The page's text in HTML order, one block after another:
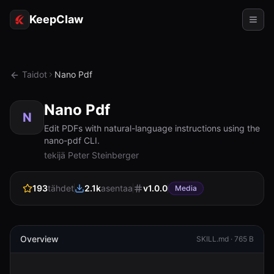
KeepClaw
Token-käyttö
Käyttökohteet
Hinnoittelu
RESURSSIT
Dokumentaatio
Taidot Nano Pdf
N Nano Pdf
Edit PDFs with natural-language instructions using the
nano-pdf CLI.
tekijä Peter Steinberger
193tähdet 2.1kasentaa v1.0.0 Media
Overview SKILL.md · 765 B